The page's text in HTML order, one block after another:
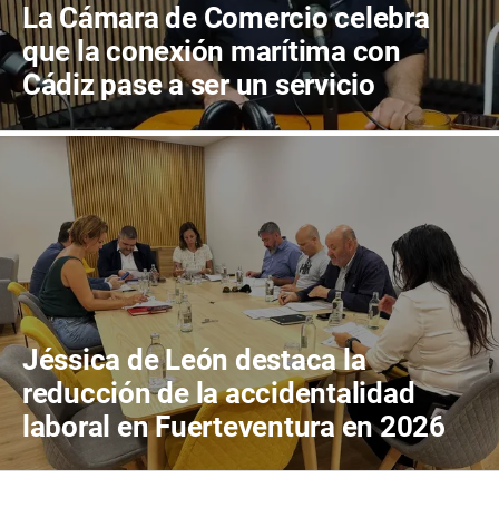
La Cámara de Comercio celebra
que la conexión marítima con
Cádiz pase a ser un servicio
público garantizado
Jéssica de León destaca la
reducción de la accidentalidad
laboral en Fuerteventura en 2026